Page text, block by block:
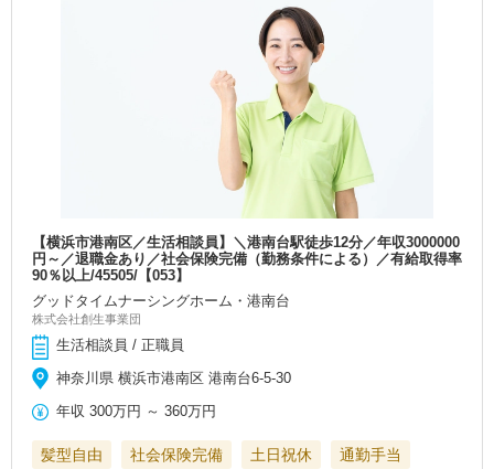
【横浜市港南区／生活相談員】＼港南台駅徒歩12分／年収3000000
円～／退職金あり／社会保険完備（勤務条件による）／有給取得率
90％以上/45505/【053】
グッドタイムナーシングホーム・港南台
株式会社創生事業団
生活相談員 / 正職員
神奈川県 横浜市港南区 港南台6-5-30
年収 300万円 ～360万円
髪型自由 社会保険完備 土日祝休
通勤手当